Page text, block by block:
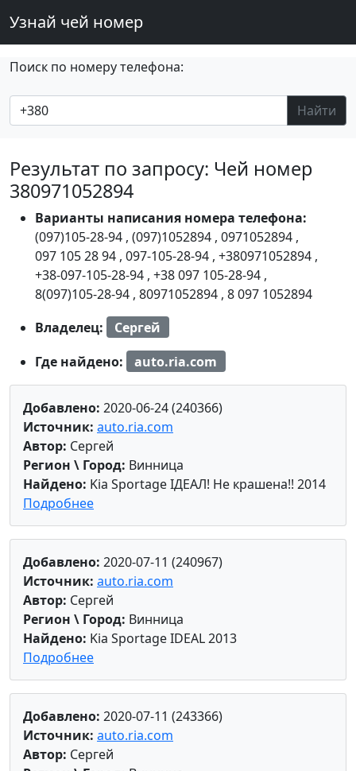
Узнай чей номер
Поиск по номеру телефона:
Найти
Результат по запросу: Чей номер
380971052894
Варианты написания номера телефона:
(097)105-28-94 , (097)1052894 , 0971052894 ,
097 105 28 94 , 097-105-28-94 , +380971052894 ,
+38-097-105-28-94 , +38 097 105-28-94 ,
8(097)105-28-94 , 80971052894 , 8 097 1052894
Владелец:
Сергей
Где найдено:
auto.ria.com
Добавлено: 2020-06-24 (240366)
Источник: auto.ria.com
Автор: Сергей
Регион \ Город: Винница
Найдено: Kia Sportage ІДЕАЛ! Не крашена!! 2014
Подробнее
Добавлено: 2020-07-11 (240967)
Источник: auto.ria.com
Автор: Сергей
Регион \ Город: Винница
Найдено: Kia Sportage IDEAL 2013
Подробнее
Добавлено: 2020-07-11 (243366)
Источник: auto.ria.com
Автор: Сергей